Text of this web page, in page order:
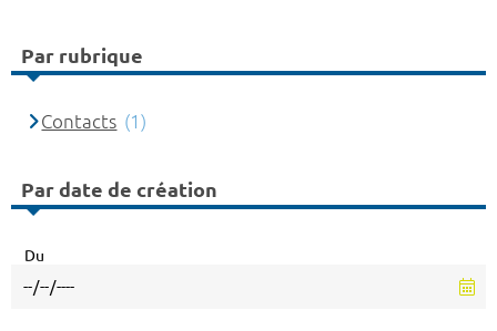
Par rubrique
Contacts (1)
Par date de création
Du